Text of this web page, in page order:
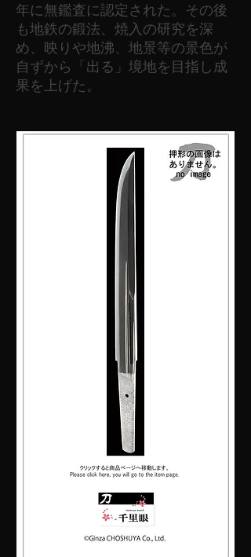
年に無鑑査に認定された。その後
も地鉄の鍛法、焼入の研究を深
め、映りや地沸、地景等の景色が
自ずから「出る」境地を目指し成
果を上げた。